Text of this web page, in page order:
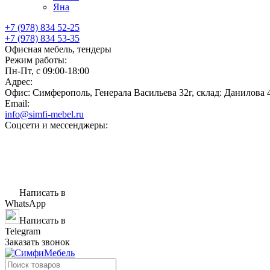
Яна
+7 (978) 834 52-25
+7 (978) 834 53-35
Офисная мебель, тендеры
Режим работы:
Пн-Пт, с 09:00-18:00
Адрес:
Офис: Симферополь, Генерала Васильева 32г, склад: Данилова
Email:
info@simfi-mebel.ru
Соцсети и мессенджеры:
Написать в
WhatsApp
Написать в
Telegram
Заказать звонок